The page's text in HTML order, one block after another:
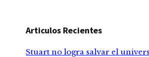
Articulos Recientes
Stuart no logra salvar el